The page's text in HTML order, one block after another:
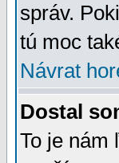
správ.
tú moc
Návrat
Dostal
To je nám